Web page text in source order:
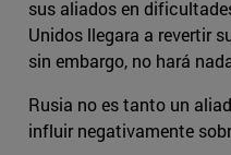
sus aliados en
Unidos llegara a revertir
sin embargo, no hará
Rusia no es tanto un
influir negativamente